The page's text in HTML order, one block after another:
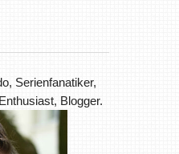
Serienfanatiker,
Blogger.